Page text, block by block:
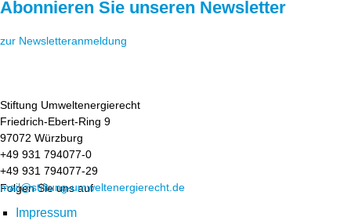
Abonnieren Sie unseren Newsletter
zur Newsletteranmeldung
Stiftung Umweltenergierecht
Friedrich-Ebert-Ring 9
97072 Würzburg
+49 931 794077-0
+49 931 794077-29
mail@stiftung-umweltenergierecht.de
Folgen Sie uns auf
Impressum